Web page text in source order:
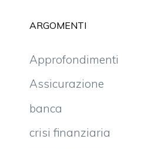
ARGOMENTI
Approfondimenti
Assicurazione
banca
crisi finanziaria